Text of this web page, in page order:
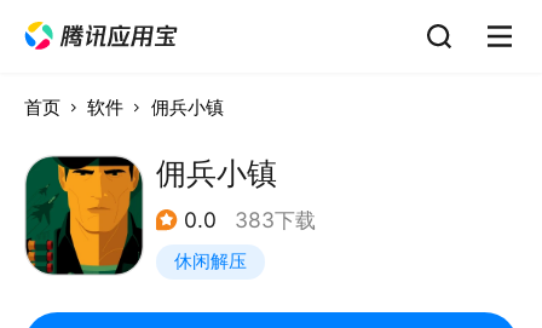
首页 软件 佣兵小镇
佣兵小镇
0.0 383下载
休闲解压